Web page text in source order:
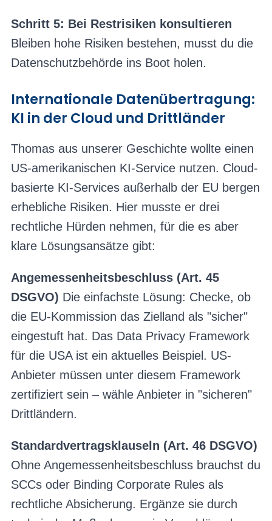
Schritt 5: Bei Restrisiken konsultieren
Bleiben hohe Risiken bestehen, musst du die
Datenschutzbehörde ins Boot holen.
Internationale Datenübertragung:
KI in der Cloud und Drittländer
Thomas aus unserer Geschichte wollte einen
US-amerikanischen KI-Service nutzen. Cloud-
basierte KI-Services außerhalb der EU bergen
erhebliche Risiken. Hier musste er drei
rechtliche Hürden nehmen, für die es aber
klare Lösungsansätze gibt:
Angemessenheitsbeschluss (Art. 45
DSGVO) Die einfachste Lösung: Checke, ob
die EU-Kommission das Zielland als "sicher"
eingestuft hat. Das Data Privacy Framework
für die USA ist ein aktuelles Beispiel. US-
Anbieter müssen unter diesem Framework
zertifiziert sein – wähle Anbieter in "sicheren"
Drittländern.
Standardvertragsklauseln (Art. 46 DSGVO)
Ohne Angemessenheitsbeschluss brauchst du
SCCs oder Binding Corporate Rules als
rechtliche Absicherung. Ergänze sie durch